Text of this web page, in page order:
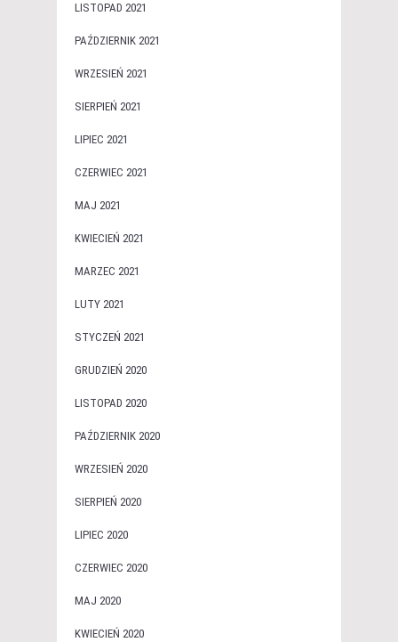
LISTOPAD 2021
PAŹDZIERNIK 2021
WRZESIEŃ 2021
SIERPIEŃ 2021
LIPIEC 2021
CZERWIEC 2021
MAJ 2021
KWIECIEŃ 2021
MARZEC 2021
LUTY 2021
STYCZEŃ 2021
GRUDZIEŃ 2020
LISTOPAD 2020
PAŹDZIERNIK 2020
WRZESIEŃ 2020
SIERPIEŃ 2020
LIPIEC 2020
CZERWIEC 2020
MAJ 2020
KWIECIEŃ 2020